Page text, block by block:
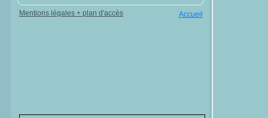
Mentions légales + plan d'accès Accueil